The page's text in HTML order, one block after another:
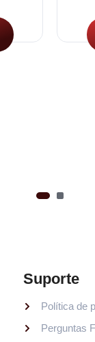
Suporte
Política de
Perguntas